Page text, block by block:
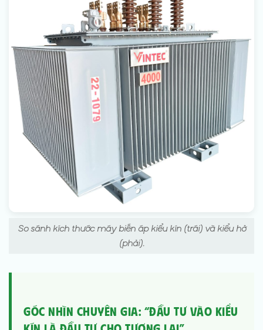
So sánh kích thước máy biến áp kiểu kín (trái) và kiểu hở
(phải).
Góc nhìn Chuyên gia: “Đầu tư vào Kiểu